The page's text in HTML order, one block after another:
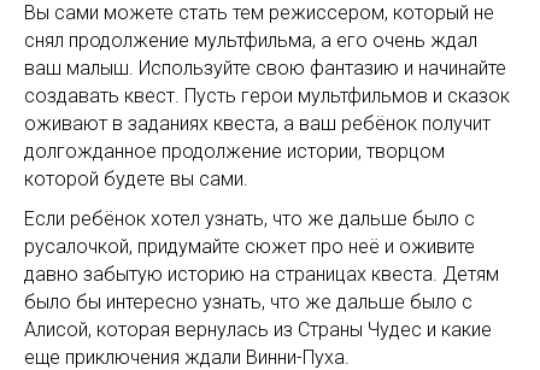
Вы сами можете стать тем режиссером, который не
снял продолжение мультфильма, а его очень ждал
ваш малыш. Используйте свою фантазию и начинайте
создавать квест. Пусть герои мультфильмов и сказок
оживают в заданиях квеста, а ваш ребёнок получит
долгожданное продолжение истории, творцом
которой будете вы сами.
Если ребёнок хотел узнать, что же дальше было с
русалочкой, придумайте сюжет про неё и оживите
давно забытую историю на страницах квеста. Детям
было бы интересно узнать, что же дальше было с
Алисой, которая вернулась из Страны Чудес и какие
еще приключения ждали Винни-Пуха.